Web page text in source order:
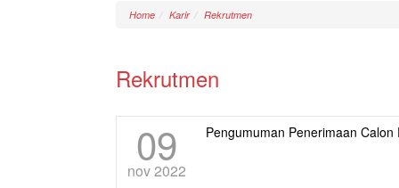
Home Karir Rekrutmen
Rekrutmen
09
nov 2022
Pengumuman Penerimaan Calon